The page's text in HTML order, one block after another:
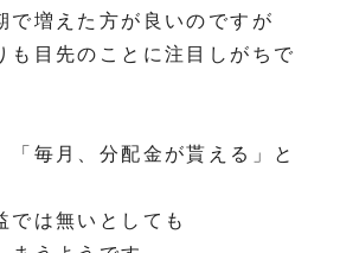
で増えた方が良いのですが
も目先のことに注目しがちで
「毎月、分配金が貰える」と
では無いとしても